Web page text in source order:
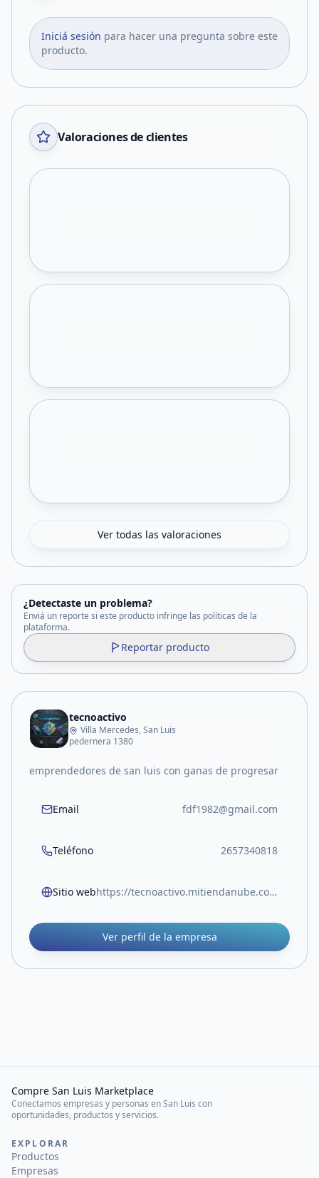
Iniciá sesión para hacer una pregunta sobre este
producto.
Valoraciones de clientes
Ver todas las valoraciones
¿Detectaste un problema?
Enviá un reporte si este producto infringe las políticas de la
plataforma.
Reportar producto
tecnoactivo
Villa Mercedes, San Luis
pedernera 1380
emprendedores de san luis con ganas de progresar
Email fdf1982@gmail.com
Teléfono 2657340818
Sitio web https://tecnoactivo.mitiendanube.com
Ver perfil de la empresa
Compre San Luis Marketplace
Conectamos empresas y personas en San Luis con
oportunidades, productos y servicios.
EXPLORAR
Productos
Empresas